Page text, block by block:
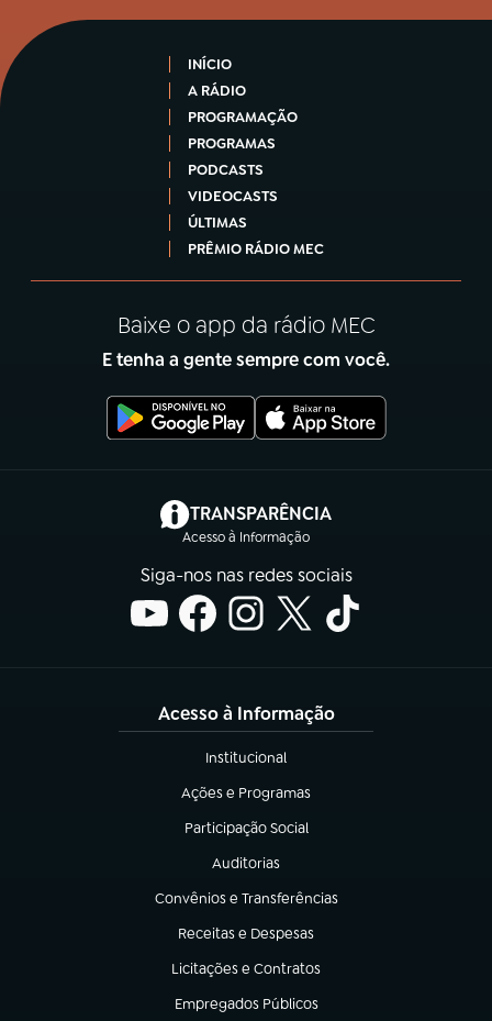
INÍCIO
A RÁDIO
PROGRAMAÇÃO
PROGRAMAS
PODCASTS
VIDEOCASTS
ÚLTIMAS
PRÊMIO RÁDIO MEC
Baixe o app da rádio MEC
E tenha a gente sempre com você.
TRANSPARÊNCIA
Acesso à Informação
(abre em nova aba)
Siga-nos nas redes sociais
Acesso à Informação
Institucional
(abre em nova aba)
Ações e Programas
(abre em nova aba)
Participação Social
(abre em nova aba)
Auditorias
(abre em nova aba)
Convênios e Transferências
(abre em nova aba)
Receitas e Despesas
(abre em nova aba)
Licitações e Contratos
(abre em nova aba)
Empregados Públicos
(abre em nova aba)